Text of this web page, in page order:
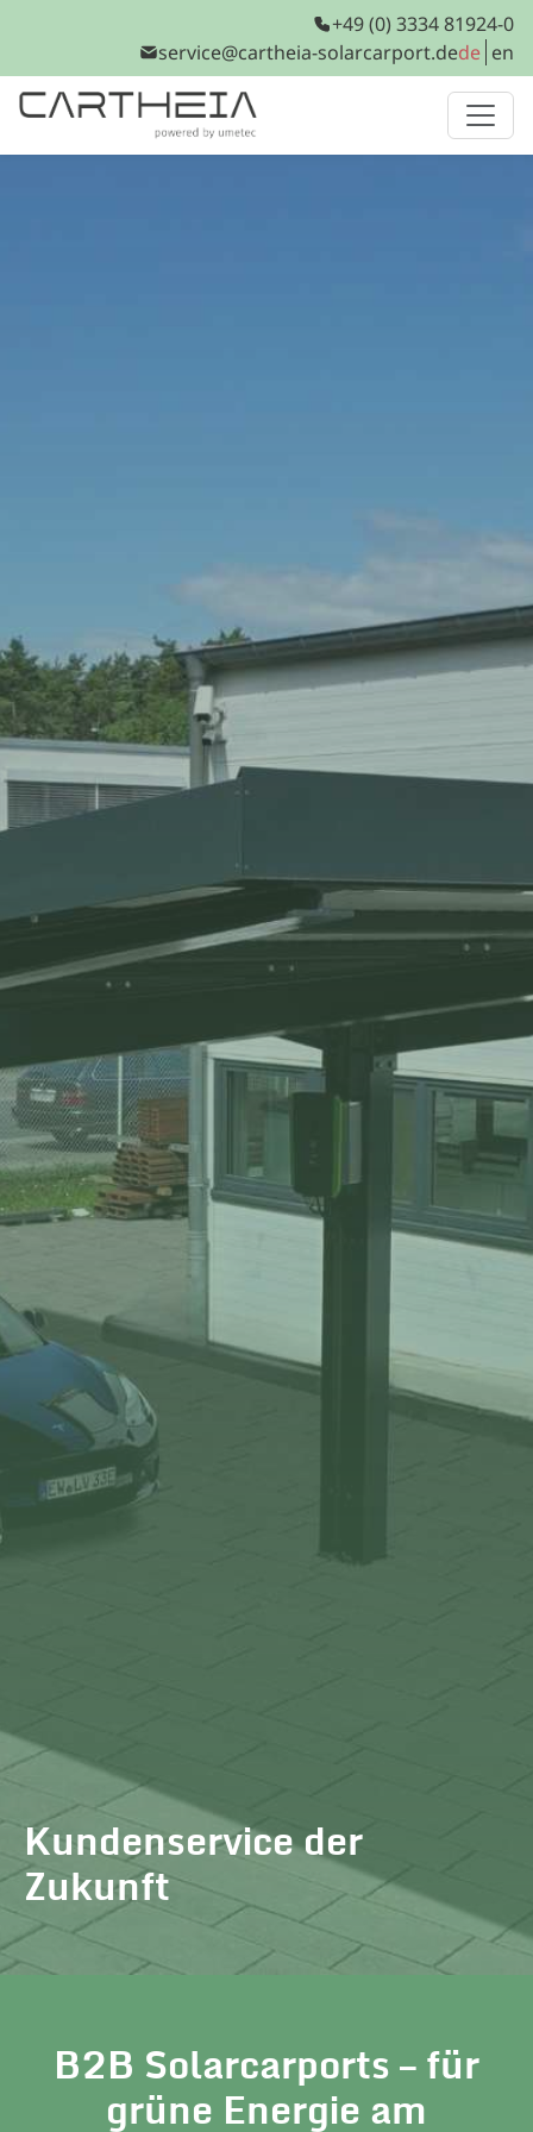
+49 (0) 3334 81924-0
service@cartheia-solarcarport.dede en
Kundenservice der
Zukunft
B2B Solarcarports – für
grüne Energie am